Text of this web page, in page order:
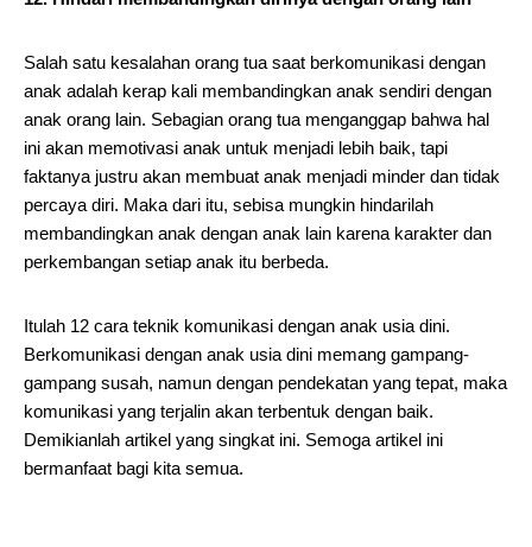
Salah satu kesalahan orang tua saat berkomunikasi dengan
anak adalah kerap kali membandingkan anak sendiri dengan
anak orang lain. Sebagian orang tua menganggap bahwa hal
ini akan memotivasi anak untuk menjadi lebih baik, tapi
faktanya justru akan membuat anak menjadi minder dan tidak
percaya diri. Maka dari itu, sebisa mungkin hindarilah
membandingkan anak dengan anak lain karena karakter dan
perkembangan setiap anak itu berbeda.
Itulah 12 cara teknik komunikasi dengan anak usia dini.
Berkomunikasi dengan anak usia dini memang gampang-
gampang susah, namun dengan pendekatan yang tepat, maka
komunikasi yang terjalin akan terbentuk dengan baik.
Demikianlah artikel yang singkat ini. Semoga artikel ini
bermanfaat bagi kita semua.